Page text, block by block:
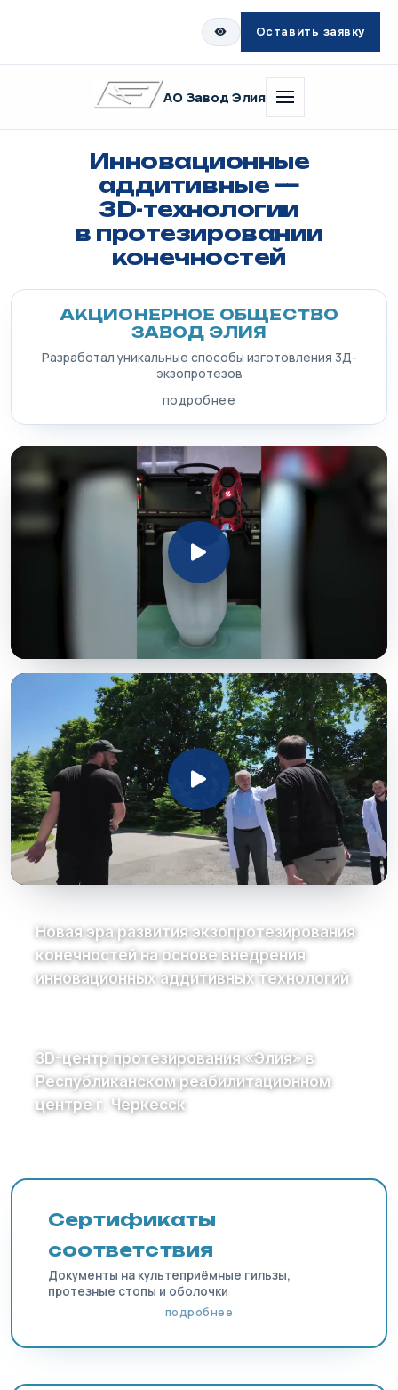
Оставить заявку
АО Завод Элия
Инновационные
аддитивные —
3D-технологии
в протезировании
конечностей
АКЦИОНЕРНОЕ ОБЩЕСТВО
ЗАВОД ЭЛИЯ
Разработал уникальные способы изготовления 3Д-
экзопротезов
подробнее
Новая эра развития экзопротезирования
конечностей на основе внедрения
инновационных аддитивных технологий
3D-центр протезирования «Элия» в
Республиканском реабилитационном
центре г. Черкесск
Сертификаты
соответствия
Документы на культеприёмные гильзы,
протезные стопы и оболочки
подробнее